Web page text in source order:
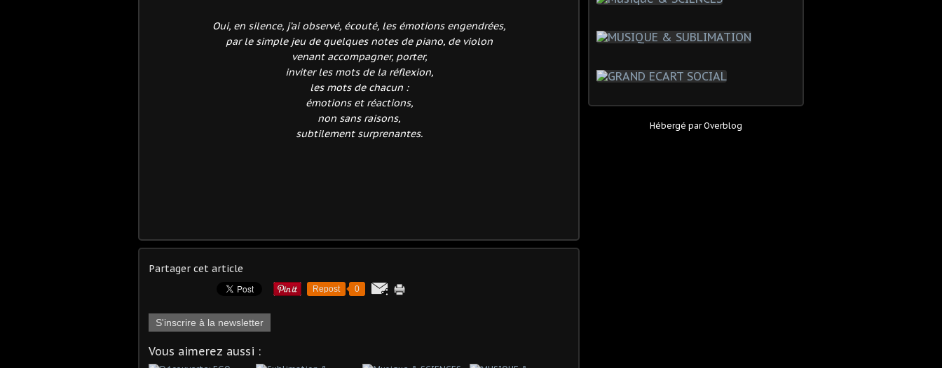
Oui, en silence, j’ai observé, écouté, les émotions engendrées,
par le simple jeu de quelques notes de piano, de violon
venant accompagner, porter,
inviter les mots de la réflexion,
les mots de chacun :
émotions et réactions,
non sans raisons,
subtilement surprenantes.
Partager cet article
Repost 0
S'inscrire à la newsletter
Vous aimerez aussi :
Hébergé parOverblog